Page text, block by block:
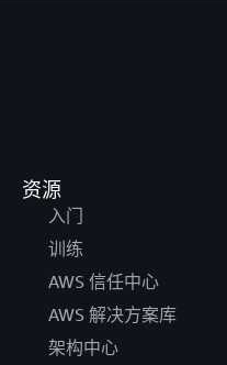
资源
入门
训练
AWS 信任中心
AWS 解决方案库
架构中心